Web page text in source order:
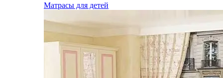
Матрасы для детей